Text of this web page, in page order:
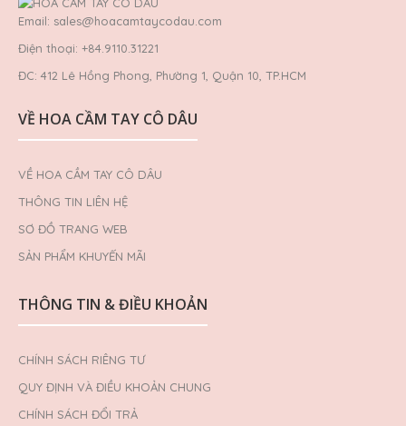
Email: sales@hoacamtaycodau.com
Điện thoại: +84.9110.31221
ĐC: 412 Lê Hồng Phong, Phường 1, Quận 10, TP.HCM
VỀ HOA CẦM TAY CÔ DÂU
VỀ HOA CẦM TAY CÔ DÂU
THÔNG TIN LIÊN HỆ
SƠ ĐỒ TRANG WEB
SẢN PHẨM KHUYẾN MÃI
THÔNG TIN & ĐIỀU KHOẢN
CHÍNH SÁCH RIÊNG TƯ
QUY ĐỊNH VÀ ĐIỀU KHOẢN CHUNG
CHÍNH SÁCH ĐỔI TRẢ